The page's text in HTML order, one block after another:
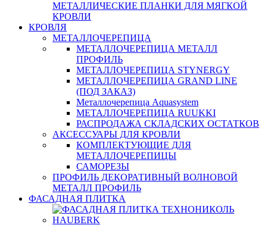
МЕТАЛЛИЧЕСКИЕ ПЛАНКИ ДЛЯ МЯГКОЙ
КРОВЛИ
КРОВЛЯ
МЕТАЛЛОЧЕРЕПИЦА
МЕТАЛЛОЧЕРЕПИЦА МЕТАЛЛ
ПРОФИЛЬ
МЕТАЛЛОЧЕРЕПИЦА STYNERGY
МЕТАЛЛОЧЕРЕПИЦА GRAND LINE
(ПОД ЗАКАЗ)
Металлочерепица Aquasystem
МЕТАЛЛОЧЕРЕПИЦА RUUKKI
РАСПРОДАЖА СКЛАДСКИХ ОСТАТКОВ
АКСЕССУАРЫ ДЛЯ КРОВЛИ
КОМПЛЕКТУЮЩИЕ ДЛЯ
МЕТАЛЛОЧЕРЕПИЦЫ
САМОРЕЗЫ
ПРОФИЛЬ ДЕКОРАТИВНЫЙ ВОЛНОВОЙ
МЕТАЛЛ ПРОФИЛЬ
ФАСАДНАЯ ПЛИТКА